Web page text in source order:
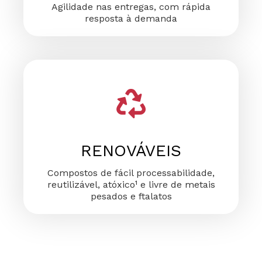
Agilidade nas entregas, com rápida
resposta à demanda
RENOVÁVEIS
Compostos de fácil processabilidade,
reutilizável, atóxico¹ e livre de metais
pesados e ftalatos